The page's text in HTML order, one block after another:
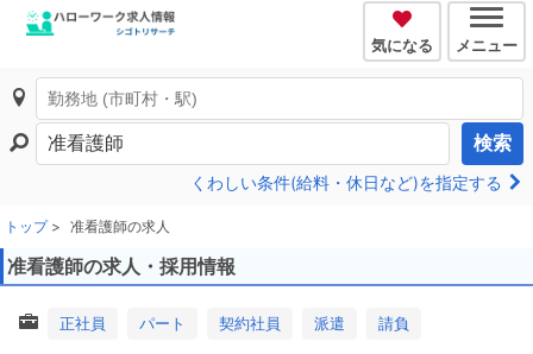
気になる メニュー
検索
くわしい条件(給料・休日など)を指定する
トップ 准看護師の求人
准看護師の求人・採用情報
正社員 パート 契約社員 派遣 請負